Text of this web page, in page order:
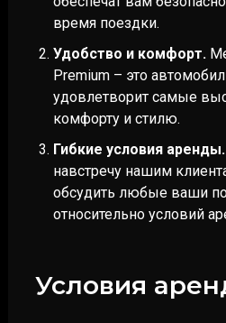
время поездки.
Удобство и комфорт.
Premium – это
удовлетворит самые
комфорту и стилю.
Гибкие условия аренды.
навстречу нашим
обсудить любые ваши
относительно условий
Условия